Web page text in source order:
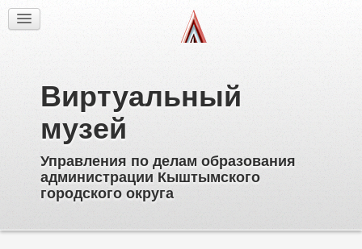
Виртуальный
музей
Управления по делам образования
администрации Кыштымского
городского округа
Об образовательных учреждениях
Директора
Ветераны образования
Известные выпускники
Пионерское движение